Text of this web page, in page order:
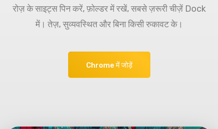
रोज़ के साइट्स पिन करें, फ़ोल्डर में रखें, सबसे ज़रूरी चीज़ें Dock
में। तेज़, सुव्यवस्थित और बिना किसी रुकावट के।
Chrome में जोड़ें